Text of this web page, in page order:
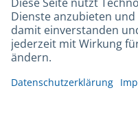
Leichte Sprache
Gebärdensprache
Datenschutz
Impressum